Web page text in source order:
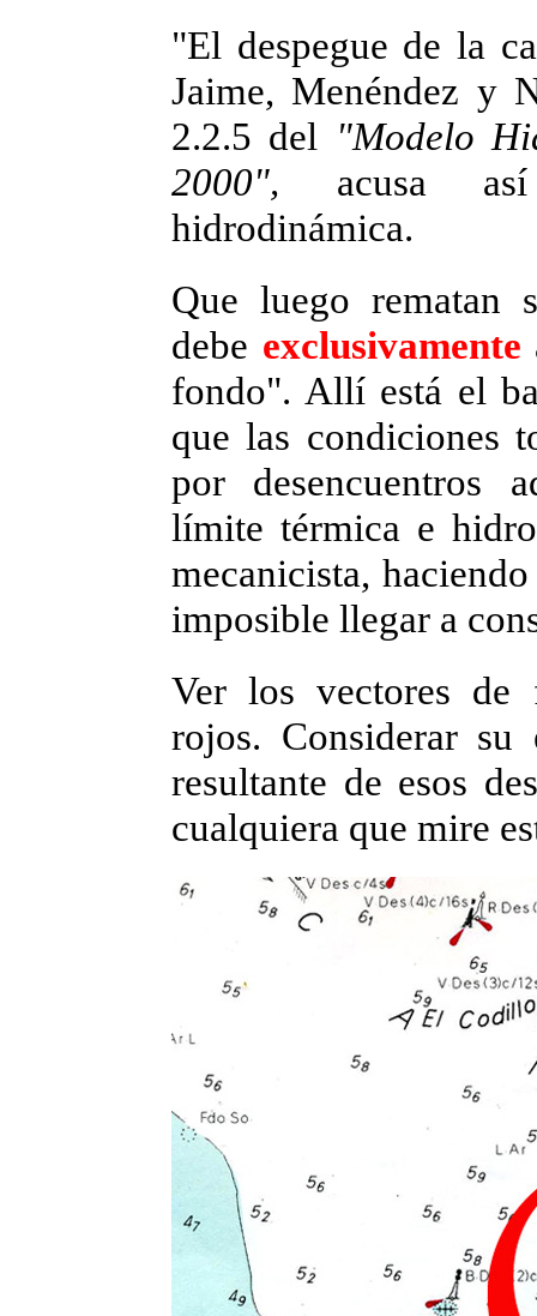
"El despegue de la
Jaime, Menéndez y
2.2.5 del "Modelo
2000", acusa
hidrodinámica.
Que luego rematan
debe exclusivamente
fondo". Allí está el
que las condiciones
por desencuentros
límite térmica e
mecanicista,
imposible llegar a
Ver los vectores de
rojos. Considerar
resultante de esos
cualquiera que mire